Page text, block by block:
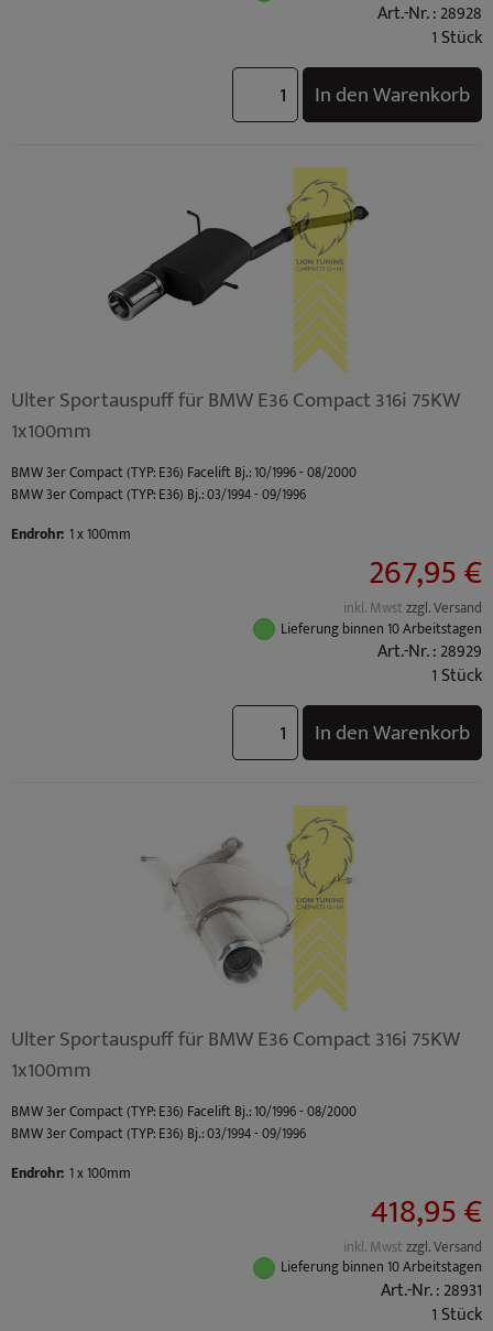
Art.-Nr. : 28928
1 Stück
In den Warenkorb
Ulter Sportauspuff für BMW E36 Compact 316i 75KW
1x100mm
BMW 3er Compact (TYP: E36) Facelift Bj.: 10/1996 - 08/2000
BMW 3er Compact (TYP: E36) Bj.: 03/1994 - 09/1996
Endrohr: 1 x 100mm
267,95 €
inkl. Mwstzzgl. Versand
Lieferung binnen 10 Arbeitstagen
Art.-Nr. : 28929
1 Stück
In den Warenkorb
Ulter Sportauspuff für BMW E36 Compact 316i 75KW
1x100mm
BMW 3er Compact (TYP: E36) Facelift Bj.: 10/1996 - 08/2000
BMW 3er Compact (TYP: E36) Bj.: 03/1994 - 09/1996
Endrohr: 1 x 100mm
418,95 €
inkl. Mwstzzgl. Versand
Lieferung binnen 10 Arbeitstagen
Art.-Nr. : 28931
1 Stück